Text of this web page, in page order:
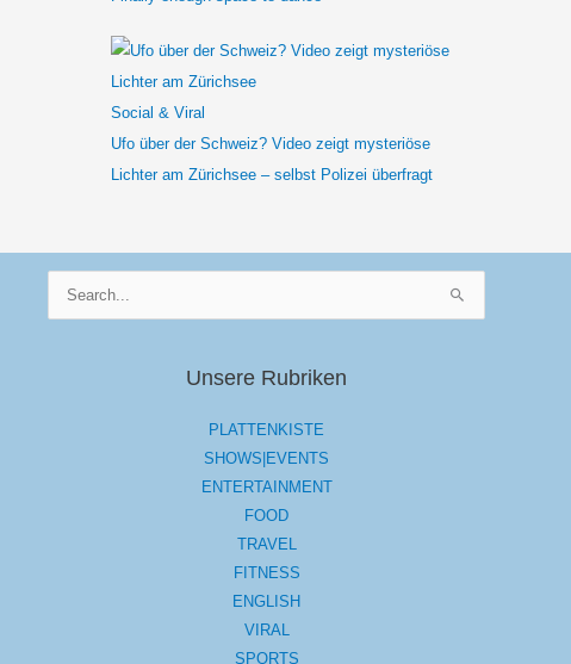
Social & Viral
Ufo über der Schweiz? Video zeigt mysteriöse
Lichter am Zürichsee – selbst Polizei überfragt
Unsere Rubriken
PLATTENKISTE
SHOWS|EVENTS
ENTERTAINMENT
FOOD
TRAVEL
FITNESS
ENGLISH
VIRAL
SPORTS